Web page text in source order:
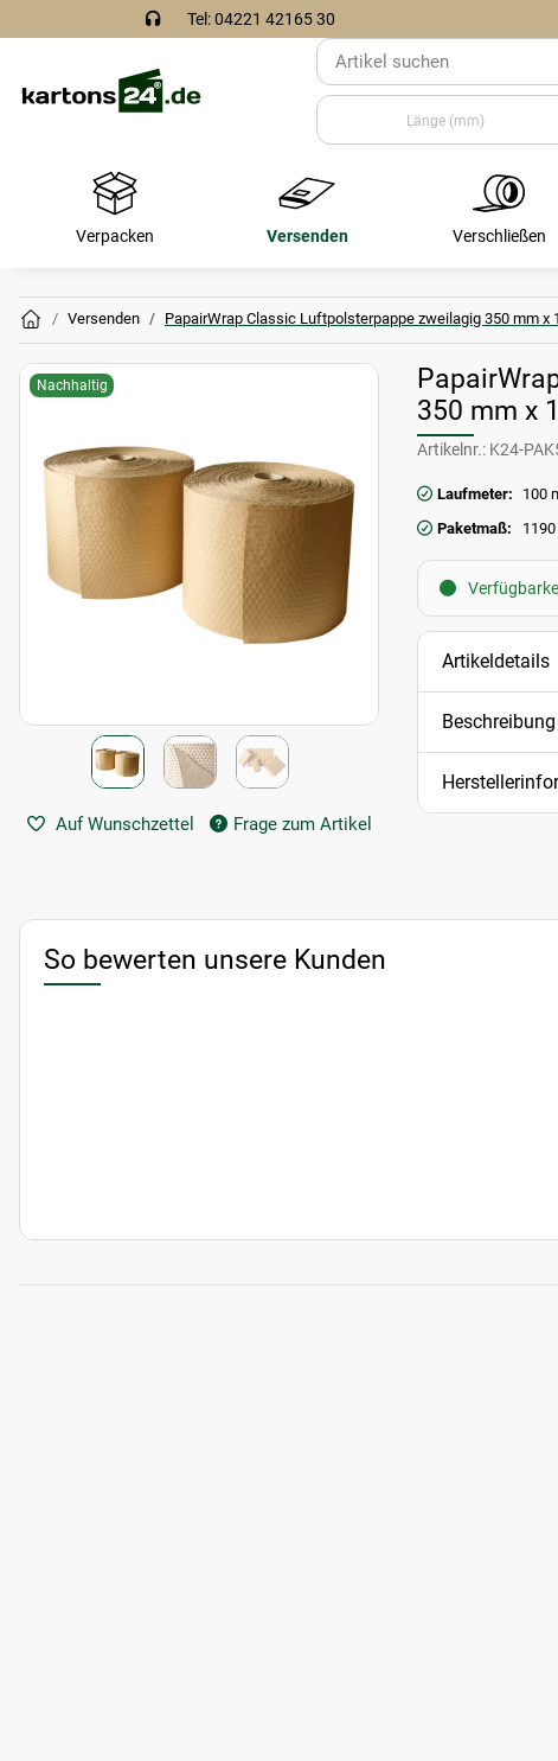
Tel: 04221 42165 30
Verpacken Versenden Verschließen
Versenden PapairWrap Classic Luftpolsterpappe zweilagig 350 mm x
Nachhaltig
Auf Wunschzettel Frage zum Artikel
350 mm x
Artikelnr.: K24-
Laufmeter: 100
Paketmaß:
Artikeldetails
Beschreibung
So bewerten unsere Kunden